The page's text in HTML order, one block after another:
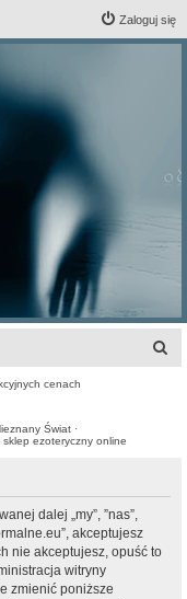
Zaloguj się
Świat·
ezoteryczny online
dalej „my”, ”nas”,
akceptujesz
nie akceptujesz, opuść to
witryny
zmienić poniższe